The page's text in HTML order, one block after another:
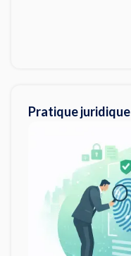
Pratique juridique